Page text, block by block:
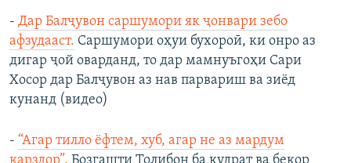
- Дар Балҷувон саршумори як ҷонвари зебо
афзудааст. Саршумори оҳуи бухороӣ, ки онро аз
дигар ҷой оварданд, то дар мамнуъгоҳи Сари
Хосор дар Балҷувон аз нав парвариш ва зиёд
кунанд (видео)
- “Агар тилло ёфтем, хуб, агар не аз мардум